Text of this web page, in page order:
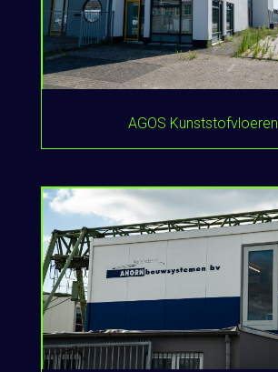
AGOS Kunststofvloeren